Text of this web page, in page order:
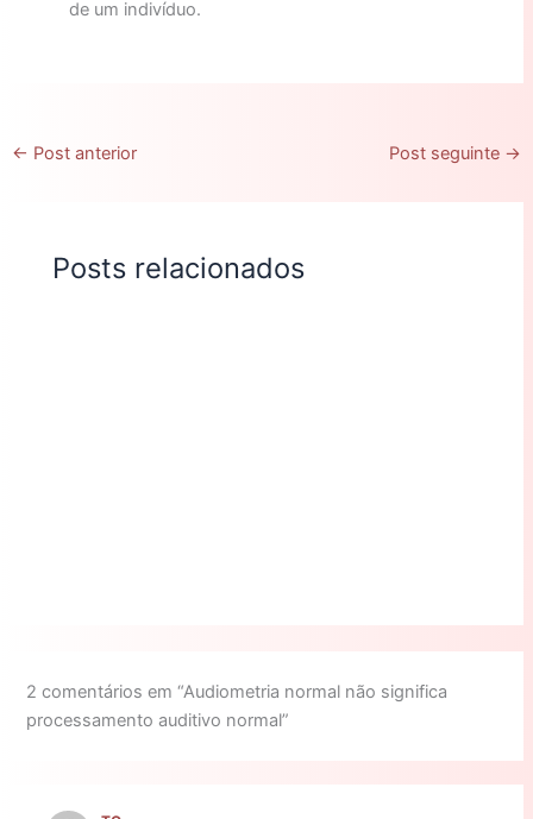
de um indivíduo.
← Post anterior Post seguinte →
Posts relacionados
2 comentários em “Audiometria normal não significa
processamento auditivo normal”